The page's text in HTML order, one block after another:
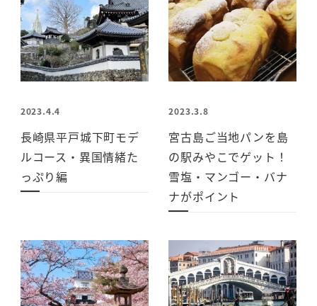
2023.4.4
長崎県平戸城下町モデ
ルコース・異国情緒た
っぷり編
2023.3.8
宮古島ご当地パンを島
の駅みやこでゲット！
雪塩・マンゴー・バナ
ナがポイント